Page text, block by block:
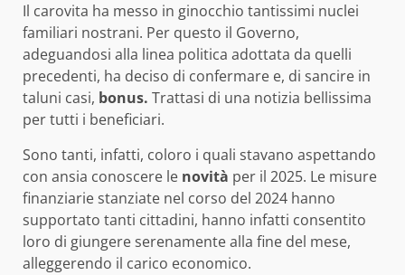
Il carovita ha messo in ginocchio tantissimi nuclei
familiari nostrani. Per questo il Governo,
adeguandosi alla linea politica adottata da quelli
precedenti, ha deciso di confermare e, di sancire in
taluni casi, bonus. Trattasi di una notizia bellissima
per tutti i beneficiari.
Sono tanti, infatti, coloro i quali stavano aspettando
con ansia conoscere le novità per il 2025. Le misure
finanziarie stanziate nel corso del 2024 hanno
supportato tanti cittadini, hanno infatti consentito
loro di giungere serenamente alla fine del mese,
alleggerendo il carico economico.